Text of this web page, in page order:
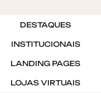
DESTAQUES
INSTITUCIONAIS
LANDING PAGES
LOJAS VIRTUAIS